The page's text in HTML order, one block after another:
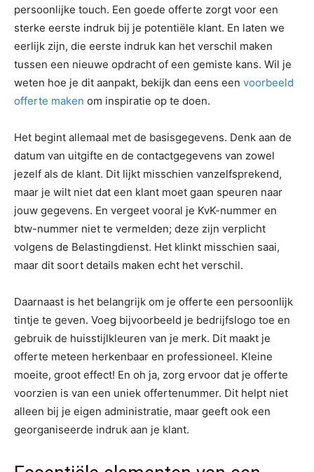
persoonlijke touch. Een goede offerte zorgt voor een
sterke eerste indruk bij je potentiële klant. En laten we
eerlijk zijn, die eerste indruk kan het verschil maken
tussen een nieuwe opdracht of een gemiste kans. Wil je
weten hoe je dit aanpakt, bekijk dan eens een voorbeeld
offerte maken om inspiratie op te doen.
Het begint allemaal met de basisgegevens. Denk aan de
datum van uitgifte en de contactgegevens van zowel
jezelf als de klant. Dit lijkt misschien vanzelfsprekend,
maar je wilt niet dat een klant moet gaan speuren naar
jouw gegevens. En vergeet vooral je KvK-nummer en
btw-nummer niet te vermelden; deze zijn verplicht
volgens de Belastingdienst. Het klinkt misschien saai,
maar dit soort details maken echt het verschil.
Daarnaast is het belangrijk om je offerte een persoonlijk
tintje te geven. Voeg bijvoorbeeld je bedrijfslogo toe en
gebruik de huisstijlkleuren van je merk. Dit maakt je
offerte meteen herkenbaar en professioneel. Kleine
moeite, groot effect! En oh ja, zorg ervoor dat je offerte
voorzien is van een uniek offertenummer. Dit helpt niet
alleen bij je eigen administratie, maar geeft ook een
georganiseerde indruk aan je klant.